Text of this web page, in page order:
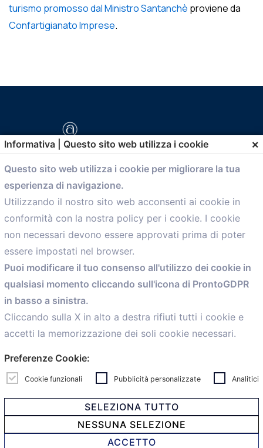
turismo promosso dal Ministro Santanchè proviene da
Confartigianato Imprese.
comunicazione@confartigianato.bo.it
Menù
Home
Servizi
Convenzioni
Voce delle Nostre aziende
Informazioni Ex L. 124/2017
News
personalCaf
© 2021 Confartigianato Imprese Mandamento Bologna -
Informativa | Questo sito web utilizza i cookie ×
Questo sito web utilizza i cookie per migliorare la tua
esperienza di navigazione.
Utilizzando il nostro sito web acconsenti ai cookie in
conformità con la nostra policy per i cookie. I cookie
non necessari devono essere approvati prima di poter
essere impostati nel browser.
Puoi modificare il tuo consenso all'utilizzo dei cookie in
qualsiasi momento cliccando sull'icona di ProntoGDPR
in basso a sinistra.
Cliccando sulla X in alto a destra rifiuti tutti i cookie e
accetti la memorizzazione dei soli cookie necessari.
Preferenze Cookie:
Cookie funzionali Pubblicità personalizzate Analitici
SELEZIONA TUTTO
NESSUNA SELEZIONE
ACCETTO